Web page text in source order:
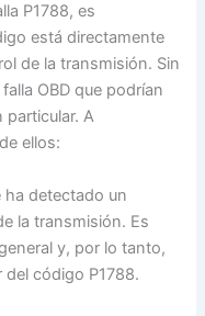
P1788, es
está directamente
de la transmisión. Sin
OBD que podrían
particular. A
ellos:
ha detectado un
la transmisión. Es
y, por lo tanto,
código P1788.